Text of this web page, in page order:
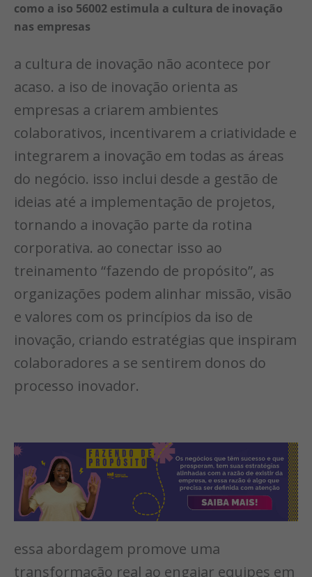
como a iso 56002 estimula a cultura de inovação
nas empresas
a cultura de inovação não acontece por
acaso. a iso de inovação orienta as
empresas a criarem ambientes
colaborativos, incentivarem a criatividade e
integrarem a inovação em todas as áreas
do negócio. isso inclui desde a gestão de
ideias até a implementação de projetos,
tornando a inovação parte da rotina
corporativa. ao conectar isso ao
treinamento “fazendo de propósito”, as
organizações podem alinhar missão, visão
e valores com os princípios da iso de
inovação, criando estratégias que inspiram
colaboradores a se sentirem donos do
processo inovador.
essa abordagem promove uma
transformação real ao engajar equipes em